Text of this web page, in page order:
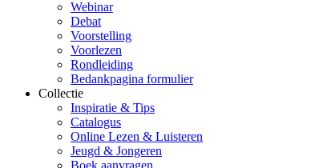
Webinar
Debat
Voorstelling
Voorlezen
Rondleiding
Bedankpagina formulier
Collectie
Inspiratie & Tips
Catalogus
Online Lezen & Luisteren
Jeugd & Jongeren
Boek aanvragen